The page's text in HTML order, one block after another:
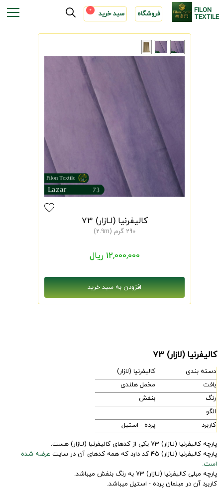
FILON
TEXTILE فروشگاه سبد خرید 0
کالیفرنیا (لـازار) 73
290 گرم (2.9m)
12,000,000 ریال
کالیفرنیا (لازار) 73
دسته بندی
کالیفرنیا (لازار)
بافت
مخمل هلندی
رنگ
بنفش
الگو
کاربرد
پرده - استیل
پارچه کالیفرنیا (لـازار) 73 یکی از کدهای کالیفرنیا (لـازار) هست.
پارچه کالیفرنیا (لـازار) 45 کد دارد که همه کدهای آن در سایت
عرضه شده
است.
پارچه مبلی کالیفرنیا (لـازار) 73 به رنگ بنفش میباشد.
کاربرد آن در مبلمان پرده - استیل میباشد.